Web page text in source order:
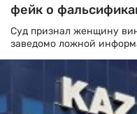
фейк о
Суд признал женщину
заведомо ложной